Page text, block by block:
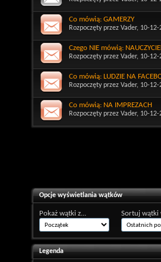
Co mówią: GAMERZY
Rozpoczęty przez Vader, 10-12-
Czego NIE mówią:
Rozpoczęty przez Vader, 10-12-
Co mówią: LUDZIE NA
Rozpoczęty przez Vader, 10-12-
Co mówią: NA IMPREZACH
Rozpoczęty przez Vader, 10-12-
Opcje wyświetlania wątków
Pokaż wątki z... Sortuj wątki
Legenda